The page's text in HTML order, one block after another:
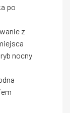
po
z
nocny